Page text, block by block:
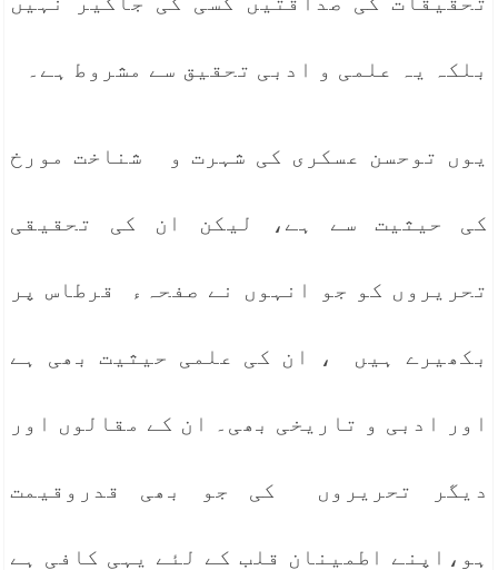
بلکہ یہ علمی و ادبی تحقیق سے مشروط ہے۔
یوں توحسن عسکری کی شہرت و شناخت مورخ
کی حیثیت سے ہے، لیکن ان کی تحقیقی
تحریروں کو جو انہوں نے صفحہء قرطاس پر
بکھیرے ہیں ، ان کی علمی حیثیت بھی ہے
اور ادبی و تاریخی بھی۔ ان کے مقالوں اور
دیگر تحریروں کی جو بھی قدروقیمت
ہو،اپنے اطمینان قلب کے لئے یہی کافی ہے